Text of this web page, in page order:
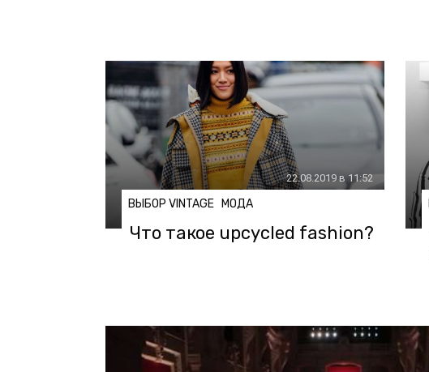
22.08.2019 в 11:52
ВЫБОР VINTAGE МОДА
Что такое upcycled fashion?